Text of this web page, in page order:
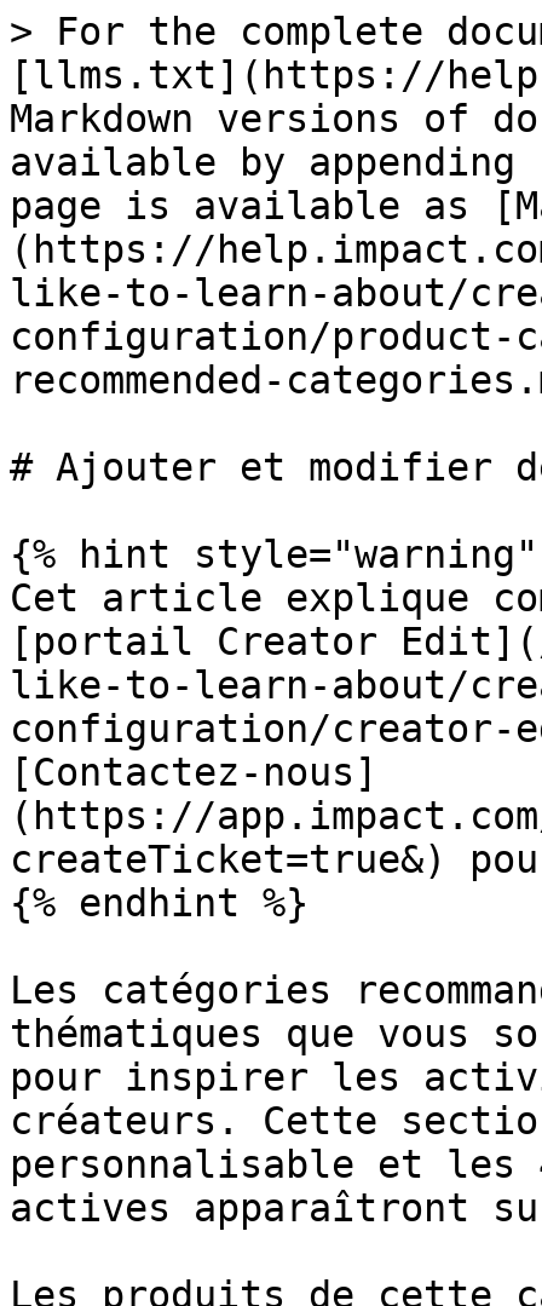
> For the complete
[llms.txt](https://
Markdown versions of
available by
page is available as
(https://
like-to-learn-about/
configuration/product-
recommended-
# Ajouter et modifier
{% hint style="warning"
Cet article explique
[portail Creator
like-to-learn-about/
configuration/creator-
[Contactez-nous]
(https://
createTicket=true&)
{% endhint %}
Les catégories
thématiques que vous
pour inspirer les
créateurs. Cette
personnalisable et les
actives apparaîtront
Les produits de cette